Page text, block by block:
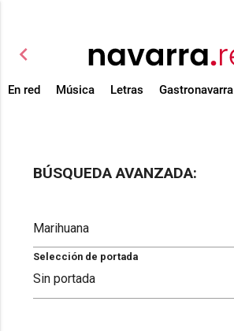
chevron_left
En red Música Letras Gastronavarra
BÚSQUEDA AVANZADA:
Selección de portada